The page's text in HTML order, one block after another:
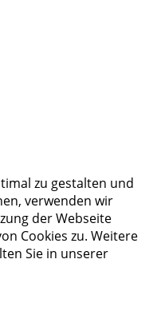
zu gestalten und
verwenden wir
der Webseite
Cookies zu. Weitere
Sie in unserer